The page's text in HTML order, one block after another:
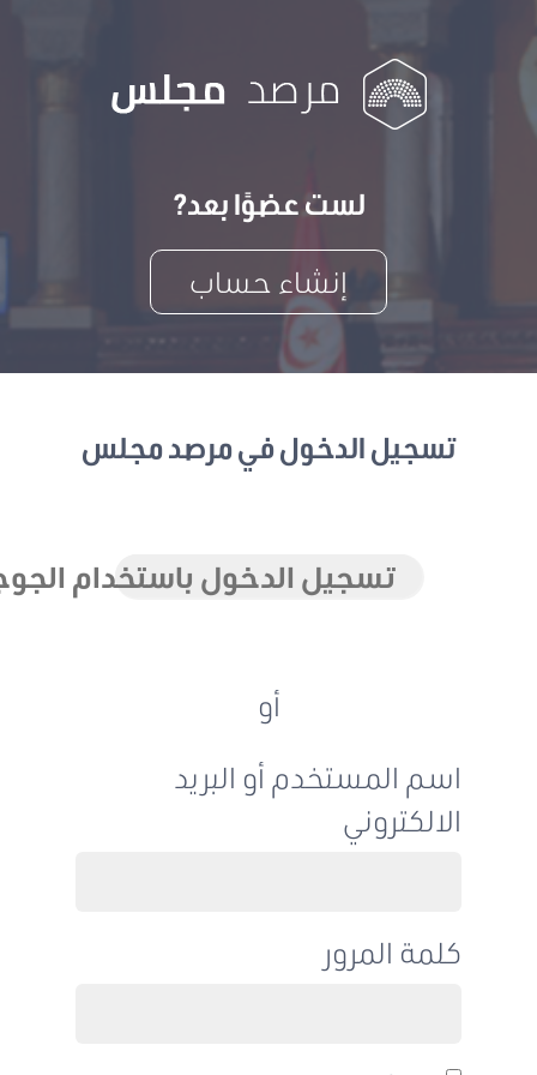
لست عضوًا بعد?
إنشاء حساب
تسجيل الدخول في مرصد مجلس
تسجيل الدخول باستخدام الجوجل
اسم المستخدم أو البريد
الالكتروني
كلمة المرور